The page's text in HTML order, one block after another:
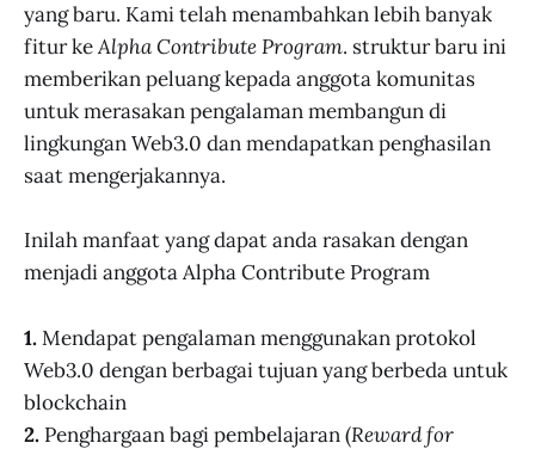
yang baru. Kami telah menambahkan lebih banyak
fitur keAlpha Contribute Program. struktur baru ini
memberikan peluang kepada anggota komunitas
untuk merasakan pengalaman membangun di
lingkungan Web3.0 dan mendapatkan penghasilan
saat mengerjakannya.
Inilah manfaat yang dapat anda rasakan dengan
menjadi anggota Alpha Contribute Program
1.Mendapat pengalaman menggunakan protokol
Web3.0 dengan berbagai tujuan yang berbeda untuk
blockchain
2. Penghargaan bagi pembelajaran (Reward for